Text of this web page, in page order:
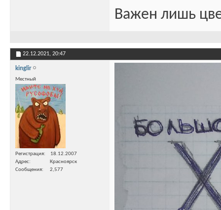
Важен лишь
22.12.2021, 20:47
kinglir
Местный
Регистрация
18.12.2007
Адрес
Красноярск
Сообщения
2,577